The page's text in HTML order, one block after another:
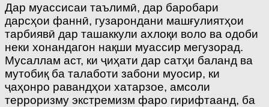
Дар муассисаи таълимӣ, дар баробари
дарсҳои фаннӣ, гузарондани машғулиятҳои
тарбиявӣ дар ташаккули ахлоқи воло ва одоби
неки хонандагон нақши муассир мегузорад.
Мусаллам аст, ки ҷиҳати дар сатҳи баланд ва
мутобиқ ба талаботи забони муосир, ки
ҷаҳонро равандҳои хатарзое, амсоли
терроризму экстремизм фаро гирифтаанд, ба